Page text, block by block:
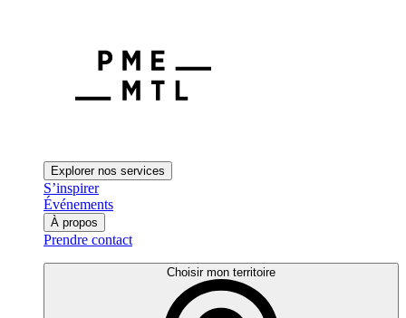
Explorer nos services
S’inspirer
Événements
À propos
Prendre contact
Choisir mon territoire